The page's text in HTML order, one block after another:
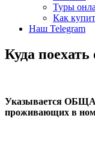
Туры
Как
Наш Telegram
Куда
Указывается
проживающих в